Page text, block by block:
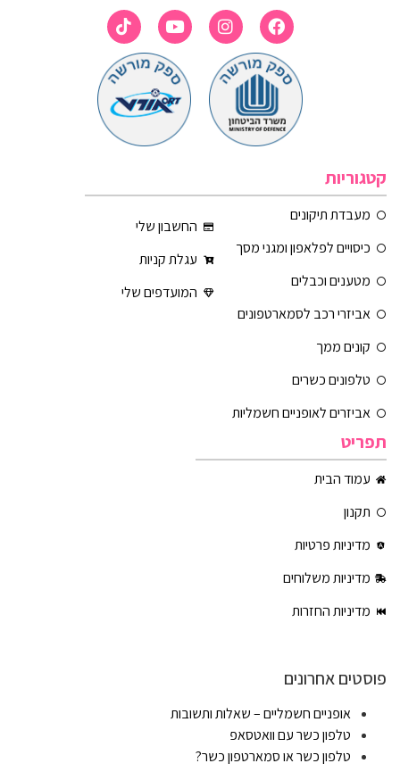
קטגוריות
מעבדת תיקונים
כיסויים לפלאפון ומגני מסך
מטענים וכבלים
אביזרי רכב לסמארטפונים
קונים ממך
טלפונים כשרים
אביזרים לאופניים חשמליות
החשבון שלי
עגלת קניות
המועדפים שלי
תפריט
עמוד הבית
תקנון
מדיניות פרטיות
מדיניות משלוחים
מדיניות החזרות
פוסטים אחרונים
אופניים חשמליים – שאלות ותשובות
טלפון כשר עם וואטסאפ
טלפון כשר או סמארטפון כשר?